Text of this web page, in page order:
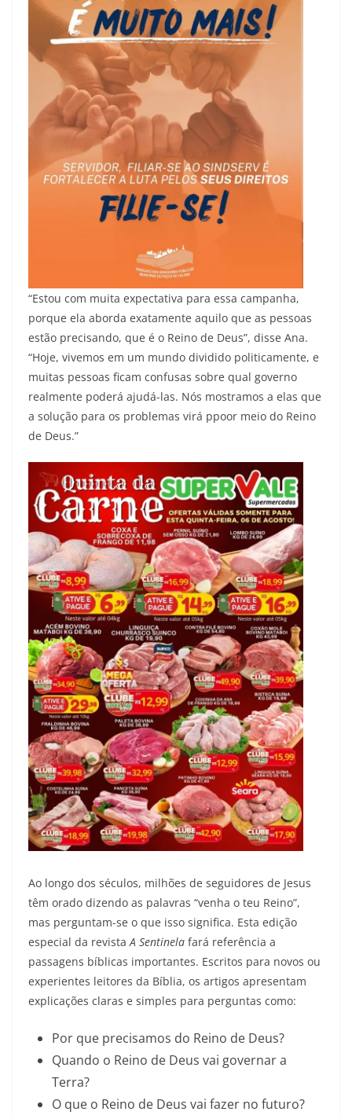
“Estou com muita expectativa para essa campanha,
porque ela aborda exatamente aquilo que as pessoas
estão precisando, que é o Reino de Deus”, disse Ana.
“Hoje, vivemos em um mundo dividido politicamente, e
muitas pessoas ficam confusas sobre qual governo
realmente poderá ajudá-las. Nós mostramos a elas que
a solução para os problemas virá ppoor meio do Reino
de Deus.”
Ao longo dos séculos, milhões de seguidores de Jesus
têm orado dizendo as palavras “venha o teu Reino”,
mas perguntam-se o que isso significa. Esta edição
especial da revistaA Sentinela fará referência a
passagens bíblicas importantes. Escritos para novos ou
experientes leitores da Bíblia, os artigos apresentam
explicações claras e simples para perguntas como:
Por que precisamos do Reino de Deus?
Quando o Reino de Deus vai governar a
Terra?
O que o Reino de Deus vai fazer no futuro?